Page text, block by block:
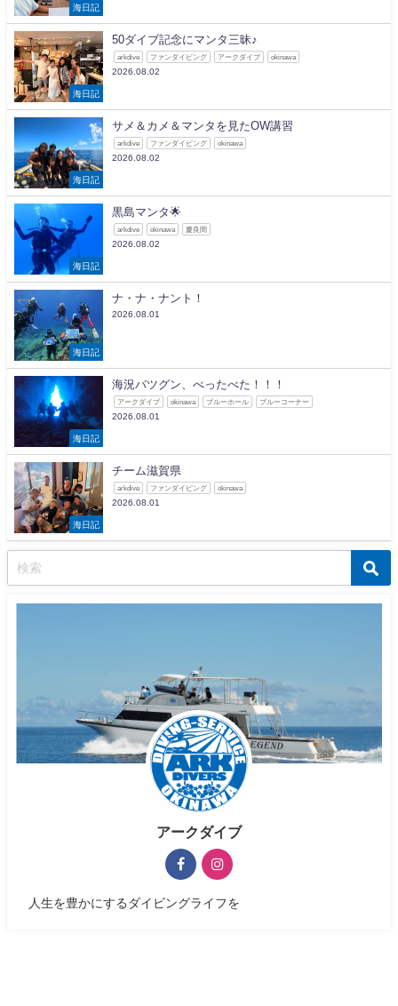
海日記
海日記
50ダイブ記念にマンタ三昧♪
arkdive ファンダイビング アークダイブ okinawa
2026.08.02
海日記
サメ＆カメ＆マンタを見たOW講習
arkdive ファンダイビング okinawa
2026.08.02
海日記
黒島マンタ🌟
arkdive okinawa 慶良間
2026.08.02
海日記
ナ・ナ・ナント！
2026.08.01
海日記
海況バツグン、べったべた！！！
アークダイブ okinawa ブルーホール ブルーコーナー
2026.08.01
海日記
チーム滋賀県
arkdive ファンダイビング okinawa
2026.08.01
アークダイブ
人生を豊かにするダイビングライフを